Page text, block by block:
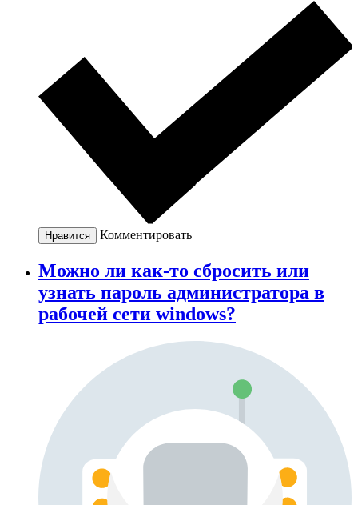
Нравится Комментировать
Можно ли как-то сбросить или
узнать пароль администратора в
рабочей сети windows?